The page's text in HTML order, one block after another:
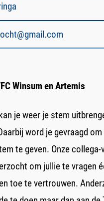
Winsum en Artemis
je weer je stem
word je gevraagd
te geven. Onze collega-
om jullie te vragen
toe te vertrouwen.